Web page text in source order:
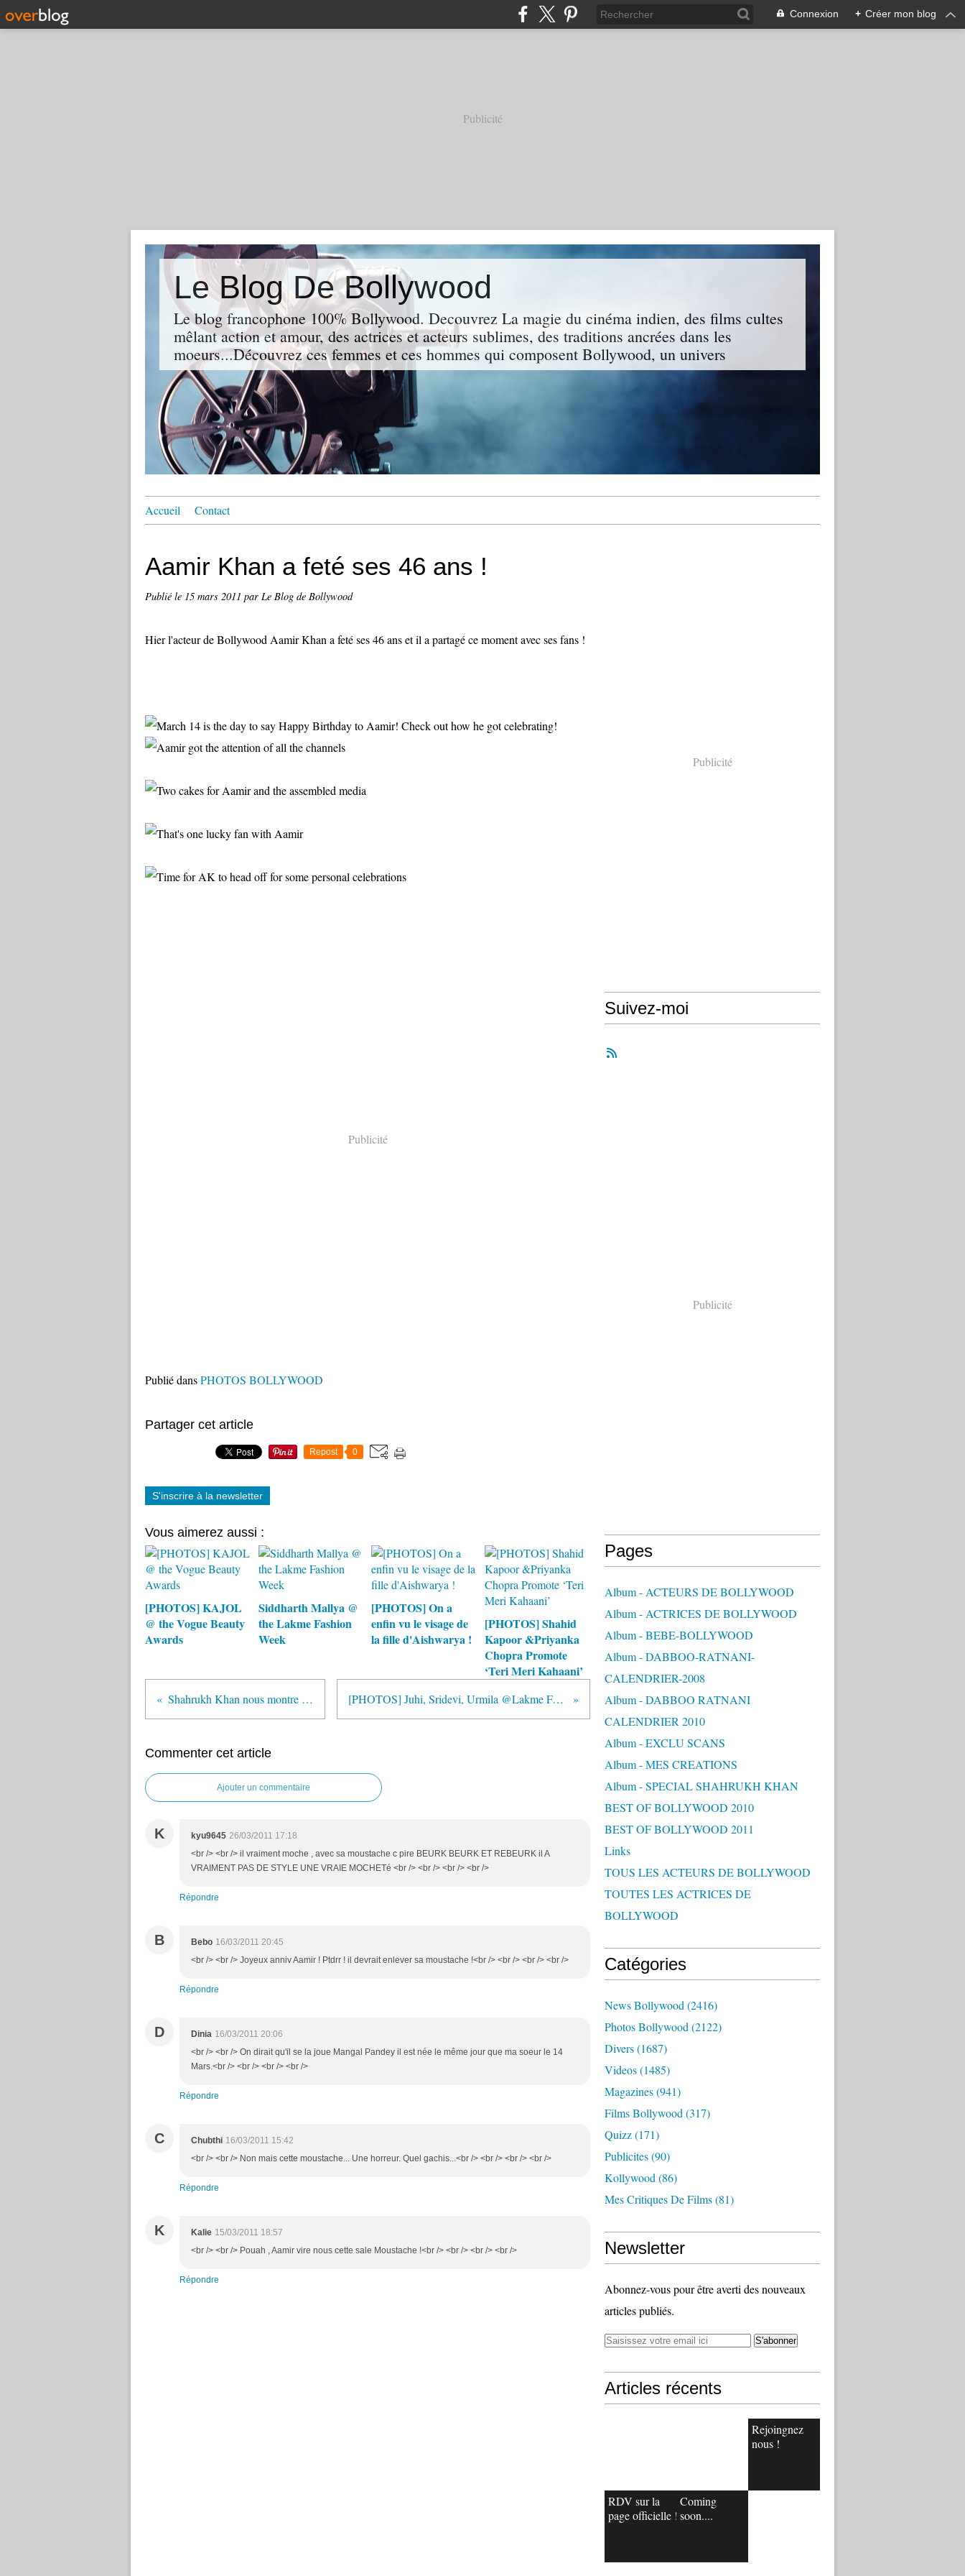
Connexion + Créer mon blog
Publicité
Le Blog De Bollywood
Le blog francophone 100% Bollywood. Decouvrez La magie du cinéma indien, des films cultes
mêlant action et amour, des actrices et acteurs sublimes, des traditions ancrées dans les
moeurs...Découvrez ces femmes et ces hommes qui composent Bollywood, un univers
Accueil Contact
Aamir Khan a feté ses 46 ans !
Publié le 15 mars 2011 par Le Blog de Bollywood
Hier l'acteur de Bollywood Aamir Khan a feté ses 46 ans et il a partagé ce moment avec ses fans !
Publicité
Publié dansPHOTOS BOLLYWOOD
Partager cet article
Repost 0
S'inscrire à la newsletter
Vous aimerez aussi :
[PHOTOS] KAJOL
@ the Vogue Beauty
Awards
Siddharth Mallya @
the Lakme Fashion
Week
[PHOTOS] On a
enfin vu le visage de
la fille d'Aishwarya !
[PHOTOS] Shahid
Kapoor &Priyanka
Chopra Promote
‘Teri Meri Kahaani’
Shahrukh Khan nous montre ses pectoraux ! [PHOTOS] Juhi, Sridevi, Urmila @Lakme Fashion Week - Day 3
Commenter cet article
Ajouter un commentaire
K kyu9645 26/03/2011 17:18
<br /> <br /> il vraiment moche , avec sa moustache c pire BEURK BEURK ET REBEURK il A
VRAIMENT PAS DE STYLE UNE VRAIE MOCHETé <br /> <br /> <br /> <br />
Répondre
B Bebo 16/03/2011 20:45
<br /> <br /> Joyeux anniv Aamir ! Ptdrr ! il devrait enlever sa moustache !<br /> <br /> <br /> <br />
Répondre
D Dinia 16/03/2011 20:06
<br /> <br /> On dirait qu'il se la joue Mangal Pandey il est née le même jour que ma soeur le 14
Mars.<br /> <br /> <br /> <br />
Répondre
C Chubthi 16/03/2011 15:42
<br /> <br /> Non mais cette moustache... Une horreur. Quel gachis...<br /> <br /> <br /> <br />
Répondre
K Kalie 15/03/2011 18:57
<br /> <br /> Pouah , Aamir vire nous cette sale Moustache !<br /> <br /> <br /> <br />
Répondre
Publicité
Suivez-moi
Publicité
Pages
Album - ACTEURS DE BOLLYWOOD
Album - ACTRICES DE BOLLYWOOD
Album - BEBE-BOLLYWOOD
Album - DABBOO-RATNANI-
CALENDRIER-2008
Album - DABBOO RATNANI
CALENDRIER 2010
Album - EXCLU SCANS
Album - MES CREATIONS
Album - SPECIAL SHAHRUKH KHAN
BEST OF BOLLYWOOD 2010
BEST OF BOLLYWOOD 2011
Links
TOUS LES ACTEURS DE BOLLYWOOD
TOUTES LES ACTRICES DE
BOLLYWOOD
Catégories
News Bollywood (2416)
Photos Bollywood (2122)
Divers(1687)
Videos(1485)
Magazines(941)
Films Bollywood (317)
Quizz(171)
Publicites(90)
Kollywood (86)
Mes Critiques De Films(81)
Newsletter
Abonnez-vous pour être averti des nouveaux
articles publiés.
Articles récents
Rejoingnez
nous !
RDV sur la
page officielle !
Coming
soon....